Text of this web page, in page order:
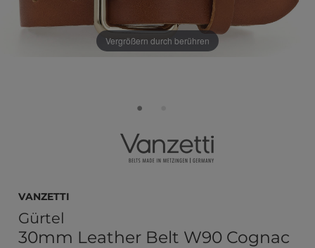
Vergrößern durch berühren
Vanzetti
Gürtel
30mm Leather Belt W90 Cognac